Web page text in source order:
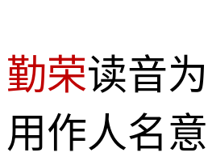
勤荣读音
用作人名